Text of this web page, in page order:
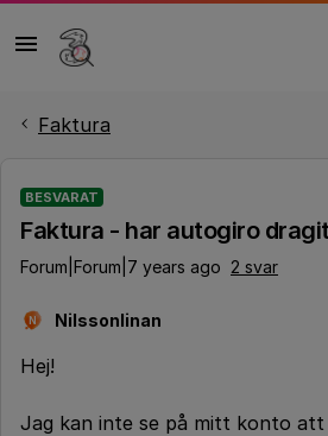
Faktura
BESVARAT
Faktura - har autogiro
Forum|Forum|7 years ago 2 svar
N Nilssonlinan
Hej!
Jag kan inte se på mitt konto att